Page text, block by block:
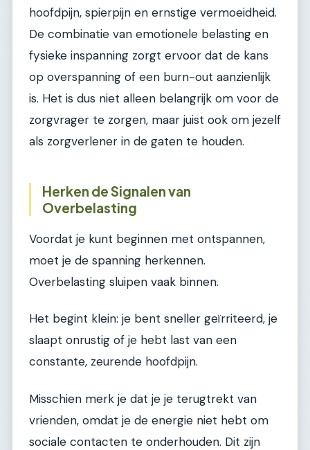
hoofdpijn, spierpijn en ernstige vermoeidheid.
De combinatie van emotionele belasting en
fysieke inspanning zorgt ervoor dat de kans
op overspanning of een burn-out aanzienlijk
is. Het is dus niet alleen belangrijk om voor de
zorgvrager te zorgen, maar juist ook om jezelf
als zorgverlener in de gaten te houden.
Herken de Signalen van
Overbelasting
Voordat je kunt beginnen met ontspannen,
moet je de spanning herkennen.
Overbelasting sluipen vaak binnen.
Het begint klein: je bent sneller geïrriteerd, je
slaapt onrustig of je hebt last van een
constante, zeurende hoofdpijn.
Misschien merk je dat je je terugtrekt van
vrienden, omdat je de energie niet hebt om
sociale contacten te onderhouden. Dit zijn